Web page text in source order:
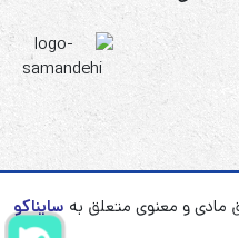
سایناکو